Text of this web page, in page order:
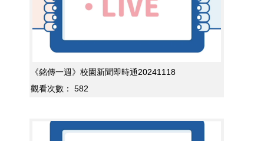
《銘傳一週》校園新聞即時通20241118
觀看次數：
582